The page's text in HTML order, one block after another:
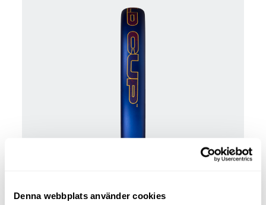
Denna webbplats använder cookies